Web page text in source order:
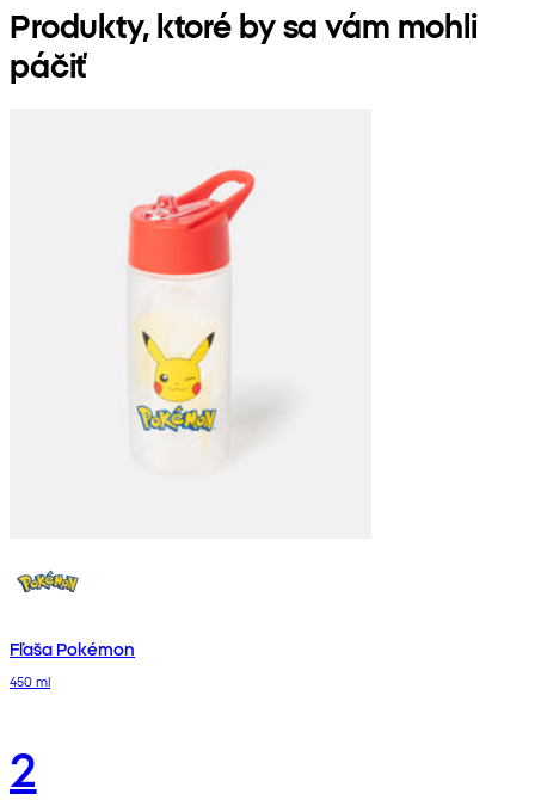
Produkty, ktoré by sa vám mohli
páčiť
Fľaša Pokémon
450 ml
2